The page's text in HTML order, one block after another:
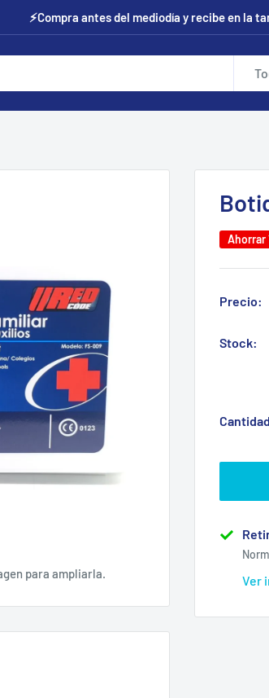
⚡Compra antes del mediodía y recibe en la
para ampliarla.
Ahorrar
Precio:
Stock:
Ver